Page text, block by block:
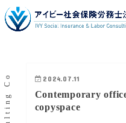
2024.07.11
Contemporary
copyspace